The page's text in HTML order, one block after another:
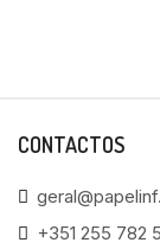
CONTACTOS
+351 255 782